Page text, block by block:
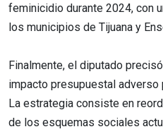
feminicidio durante 2024, con
los municipios de Tijuana y
Finalmente, el diputado
impacto presupuestal
La estrategia consiste en
de los esquemas sociales